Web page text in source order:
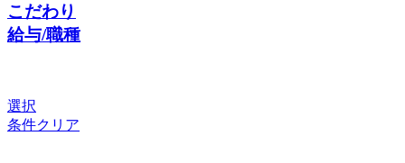
こだわり
給与/職種
選択
条件クリア